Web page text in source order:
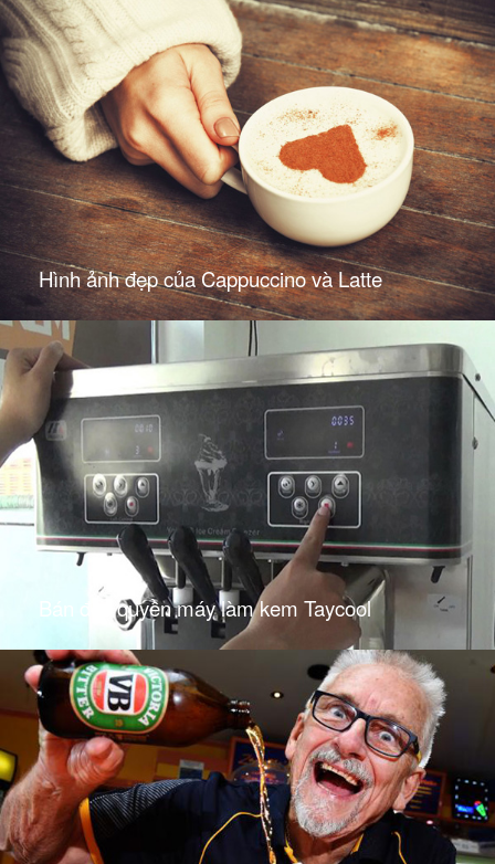
Hình ảnh đẹp của Cappuccino và Latte
Bán độc quyền máy làm kem Taycool